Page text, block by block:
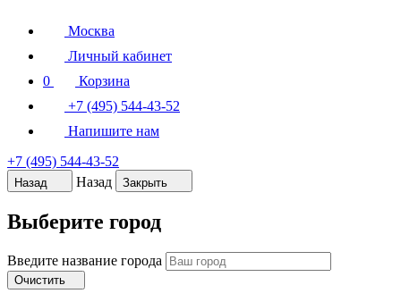
Москва
Личный кабинет
0
Корзина
+7 (495) 544-43-52
Напишите нам
+7 (495) 544-43-52
Назад Назад Закрыть
Выберите город
Введите название города
Очистить